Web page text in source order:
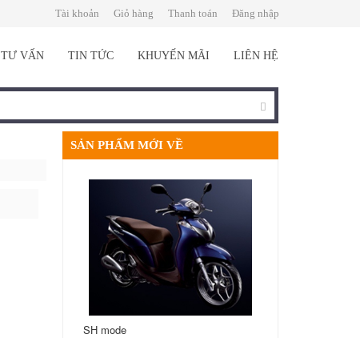
Tài khoản Giỏ hàng Thanh toán Đăng nhập
TƯ VẤN TIN TỨC KHUYẾN MÃI LIÊN HỆ
SẢN PHẨM MỚI VỀ
SH mode